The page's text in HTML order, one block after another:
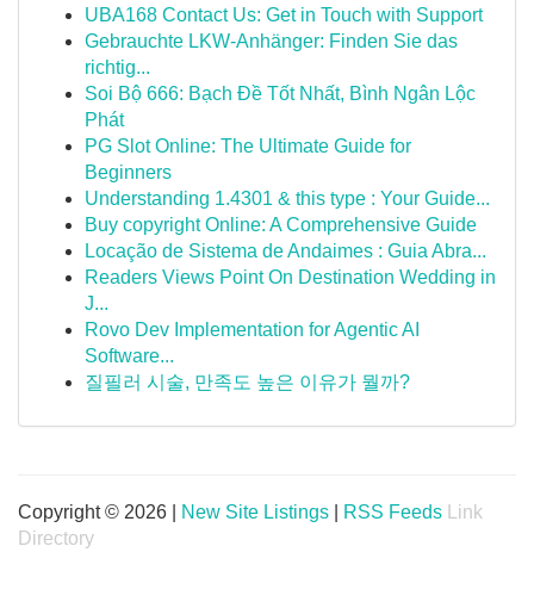
UBA168 Contact Us: Get in Touch with Support
Gebrauchte LKW-Anhänger: Finden Sie das
richtig...
Soi Bộ 666: Bạch Đề Tốt Nhất, Bình Ngân Lộc
Phát
PG Slot Online: The Ultimate Guide for
Beginners
Understanding 1.4301 & this type : Your Guide...
Buy copyright Online: A Comprehensive Guide
Locação de Sistema de Andaimes : Guia Abra...
Readers Views Point On Destination Wedding in
J...
Rovo Dev Implementation for Agentic AI
Software...
질필러 시술, 만족도 높은 이유가 뭘까?
Copyright © 2026 | New Site Listings RSS Feeds
Link
Directory